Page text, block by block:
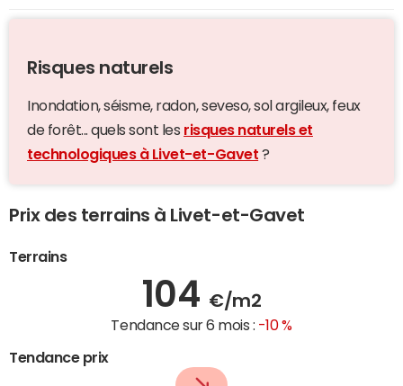
Risques naturels
Inondation, séisme, radon, seveso, sol argileux, feux
de forêt... quels sont les risques naturels et
technologiques à Livet-et-Gavet ?
Prix des terrains à Livet-et-Gavet
Terrains
104 €/m2
Tendance sur 6 mois : -10 %
Tendance prix